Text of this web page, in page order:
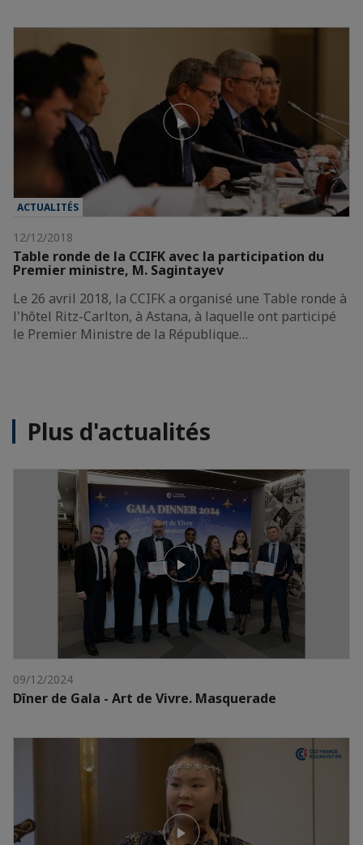
ACTUALITÉS
12/12/2018
Table ronde de la CCIFK avec la participation du
Premier ministre, M. Sagintayev
Le 26 avril 2018, la CCIFK a organisé une Table ronde à
l'hôtel Ritz-Carlton, à Astana, à laquelle ont participé
le Premier Ministre de la République…
Plus d'actualités
09/12/2024
Dîner de Gala - Art de Vivre. Masquerade